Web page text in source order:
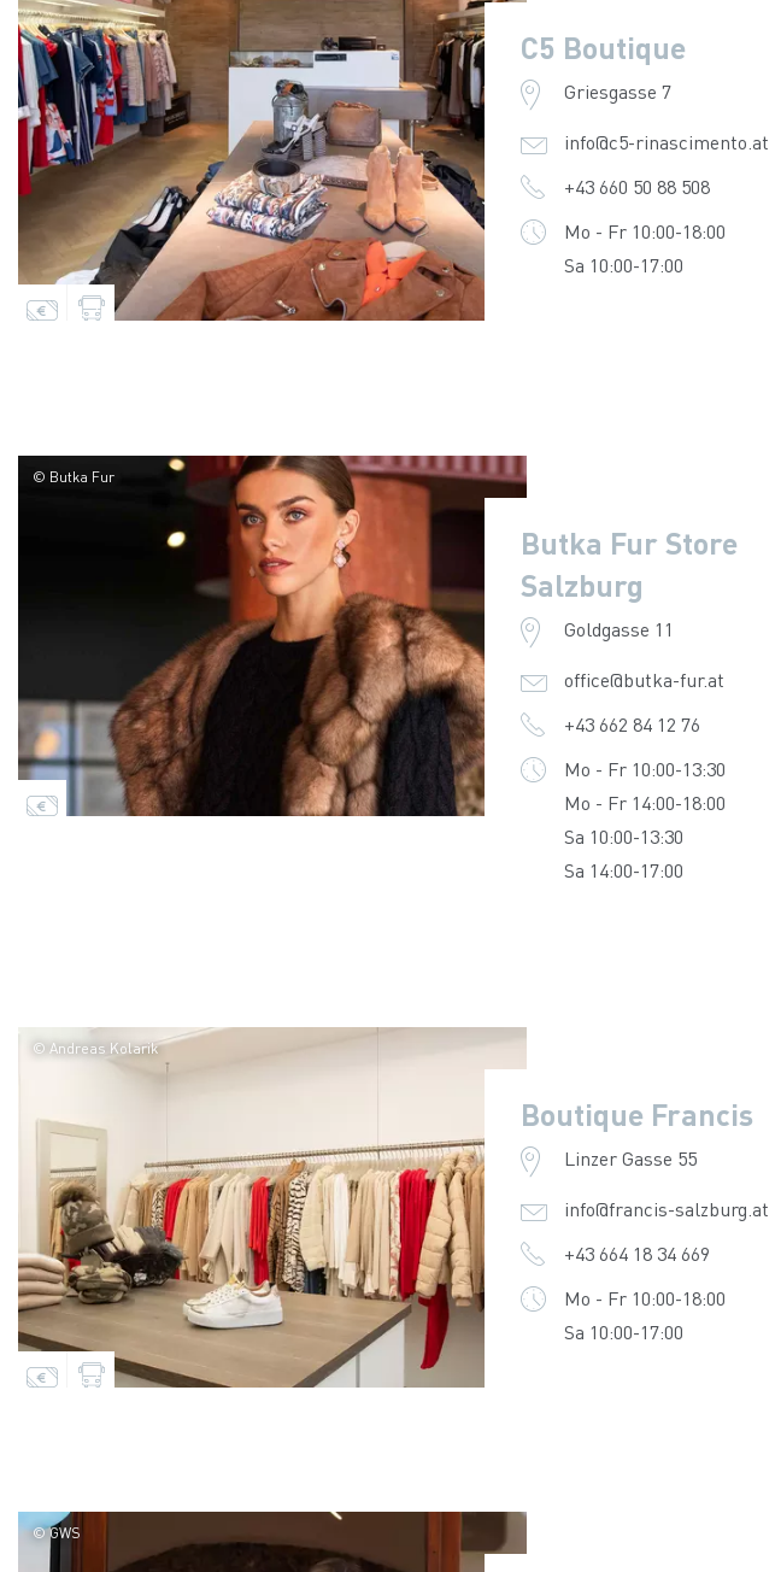
C5 Boutique
Griesgasse 7
info@c5-rinascimento.at
+43 660 50 88 508
Mo - Fr 10:00-18:00
Sa 10:00-17:00
© Butka Fur
Butka Fur Store
Salzburg
Goldgasse 11
office@butka-fur.at
+43 662 84 12 76
Mo - Fr 10:00-13:30
Mo - Fr 14:00-18:00
Sa 10:00-13:30
Sa 14:00-17:00
© Andreas Kolarik
Boutique Francis
Linzer Gasse 55
info@francis-salzburg.at
+43 664 18 34 669
Mo - Fr 10:00-18:00
Sa 10:00-17:00
© GWS